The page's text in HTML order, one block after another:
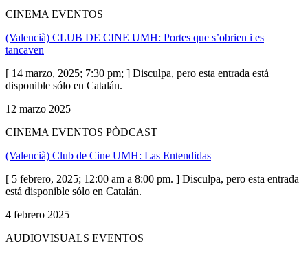
CINEMA EVENTOS
(Valencià) CLUB DE CINE UMH: Portes que s’obrien i es
tancaven
[ 14 marzo, 2025; 7:30 pm; ] Disculpa, pero esta entrada está
disponible sólo en Catalán.
12 marzo 2025
CINEMA EVENTOS PÒDCAST
(Valencià) Club de Cine UMH: Las Entendidas
[ 5 febrero, 2025; 12:00 am a 8:00 pm. ] Disculpa, pero esta entrada
está disponible sólo en Catalán.
4 febrero 2025
AUDIOVISUALS EVENTOS